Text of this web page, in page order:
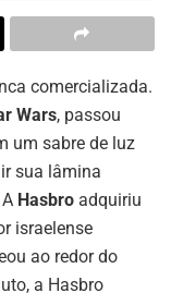
comercializada.
Wars, passou
um sabre de luz
sua lâmina
Hasbro adquiriu
israelense
ao redor do
a Hasbro